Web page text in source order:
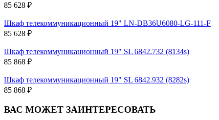
85 628 ₽
Шкаф телекоммуникационный 19" LN-DB36U6080-LG-111-F
85 628 ₽
Шкаф телекоммуникационный 19" SL 6842.732 (8134s)
85 868 ₽
Шкаф телекоммуникационный 19" SL 6842.932 (8282s)
85 868 ₽
ВАС МОЖЕТ ЗАИНТЕРЕСОВАТЬ